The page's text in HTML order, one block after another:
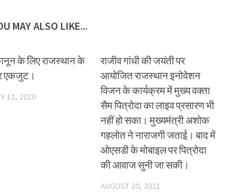
MAY ALSO LIKE...
के लिए राजस्थान के
एकजुट।
12, 2020
राजीव गांधी की जयंती पर
आयोजित राजस्थान इनोवेशन
विजन के कार्यक्रम में मुख्य वक्ता
सैम पित्रोदा का लाइव प्रसारण भी
नहीं हो सका। मुख्यमंत्री अशोक
गहलोत ने नाराजगी जताई। बाद में
ओएसडी के मोबाइल पर पित्रोदा
की आवाज सुनी जा सकी।
AUGUST 20, 2021